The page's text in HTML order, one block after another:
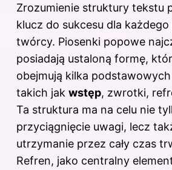
c
e
b
o
o
k
er
e
st
d
di
t
m
bl
r
k
e
n
Zrozumienie struktury tekstu
klucz do sukcesu dla
twórcy. Piosenki popowe
posiadają ustaloną formę,
obejmują kilka
takich jak wstęp, zwrotki,
Ta struktura ma na celu nie
przyciągnięcie uwagi, lecz
utrzymanie przez cały czas
Refren, jako centralny